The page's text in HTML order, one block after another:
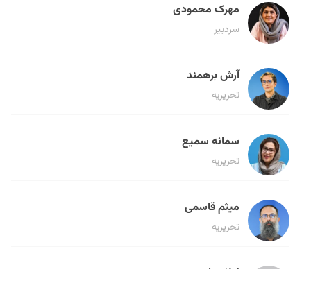
مهرک محمودی
سردبیر
آرش برهمند
تحریریه
سمانه سمیع
تحریریه
میثم قاسمی
تحریریه
لیلا حنارود